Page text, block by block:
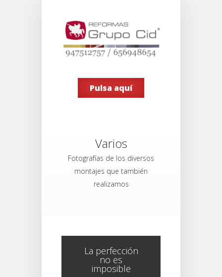
Pulsa aquí
Varios
Fotografías de los diversos
montajes que también
realizamos
La perfección
no es
imposible